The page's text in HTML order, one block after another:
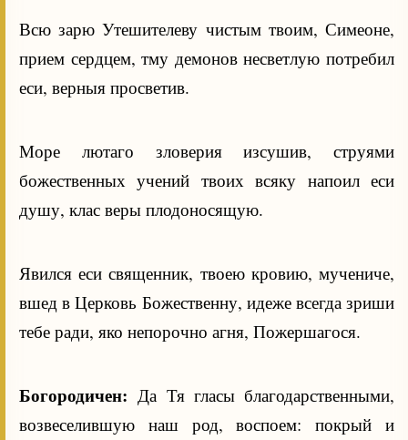
Всю зарю Утешителеву чистым твоим, Симеоне,
прием сердцем, тму демонов несветлую потребил
еси, верныя просветив.
Море лютаго зловерия изсушив, струями
божественных учений твоих всяку напоил еси
душу, клас веры плодоносящую.
Явился еси священник, твоею кровию, мучениче,
вшед в Церковь Божественну, идеже всегда зриши
тебе ради, яко непорочно агня, Пожершагося.
Богородичен:Да Тя гласы благодарственными,
возвеселившую наш род, воспоем: покрый и